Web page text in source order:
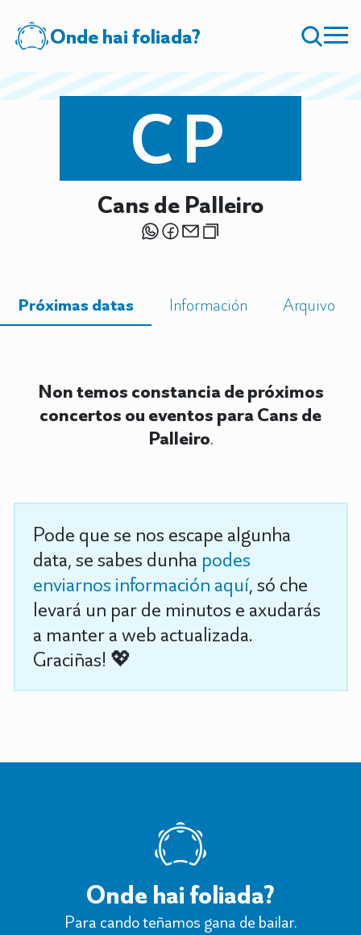
Onde hai foliada?
CP
Cans de Palleiro
Próximas datas Información Arquivo
Non temos constancia de próximos
concertos ou eventos para Cans de
Palleiro.
Pode que se nos escape algunha
data, se sabes dunha podes
enviarnos información aquí, só che
levará un par de minutos e axudarás
a manter a web actualizada.
Graciñas! 💖
Onde hai foliada?
Para cando teñamos gana de bailar.